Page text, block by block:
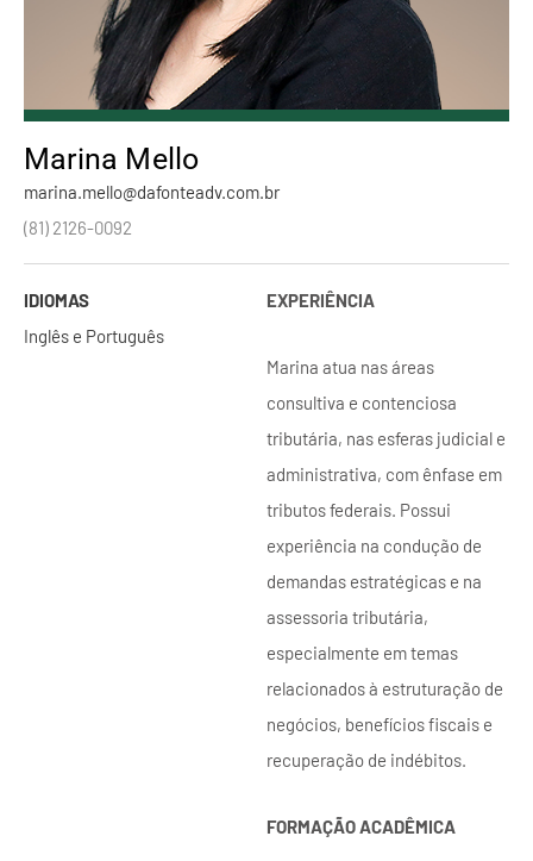
Marina Mello
marina.mello@dafonteadv.com.br
(81) 2126-0092
IDIOMAS
Inglês e Português
EXPERIÊNCIA
Marina atua nas áreas
consultiva e contenciosa
tributária, nas esferas judicial e
administrativa, com ênfase em
tributos federais. Possui
experiência na condução de
demandas estratégicas e na
assessoria tributária,
especialmente em temas
relacionados à estruturação de
negócios, benefícios fiscais e
recuperação de indébitos.
FORMAÇÃO ACADÊMICA